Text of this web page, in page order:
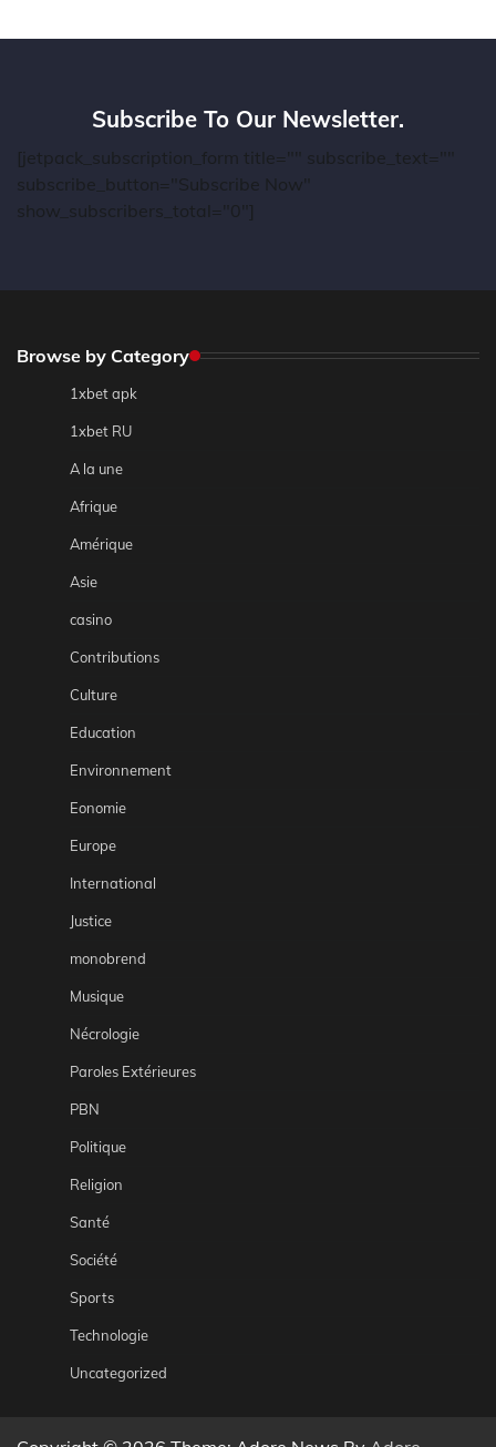
Subscribe To Our Newsletter.
[jetpack_subscription_form title="" subscribe_text=""
subscribe_button="Subscribe Now"
show_subscribers_total="0"]
Browse by Category
1xbet apk
1xbet RU
A la une
Afrique
Amérique
Asie
casino
Contributions
Culture
Education
Environnement
Eonomie
Europe
International
Justice
monobrend
Musique
Nécrologie
Paroles Extérieures
PBN
Politique
Religion
Santé
Société
Sports
Technologie
Uncategorized